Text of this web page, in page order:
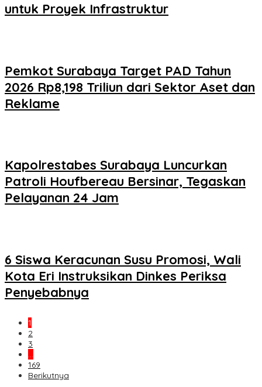
untuk Proyek Infrastruktur
Pemkot Surabaya Target PAD Tahun
2026 Rp8,198 Triliun dari Sektor Aset dan
Reklame
Kapolrestabes Surabaya Luncurkan
Patroli Houfbereau Bersinar, Tegaskan
Pelayanan 24 Jam
6 Siswa Keracunan Susu Promosi, Wali
Kota Eri Instruksikan Dinkes Periksa
Penyebabnya
1
2
3
…
169
Berikutnya